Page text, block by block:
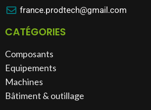
france.prodtech@gmail.com
CATÉGORIES
Composants
Equipements
Machines
Bâtiment & outillage​